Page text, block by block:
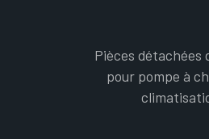
Pièces détachées
pour pompe à